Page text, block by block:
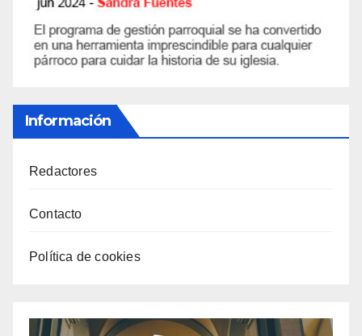
Información
Redactores
Contacto
Política de cookies